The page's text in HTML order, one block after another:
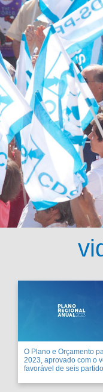
O Plano e Orçamento
2023, aprovado com o
favorável de seis